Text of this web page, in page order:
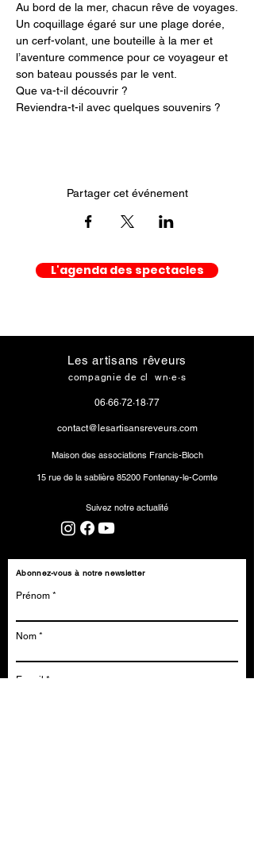
Au bord de la mer, chacun rêve de voyages.
Un coquillage égaré sur une plage dorée,
un cerf-volant, une bouteille à la mer et
l’aventure commence pour ce voyageur et
son bateau poussés par le vent.
Que va-t-il découvrir ?
Reviendra-t-il avec quelques souvenirs ?
Partager cet événement
L'agenda des spectacles
Les artisans rêveurs
compagnie de cl wn·e·s
06·66·72·18·77
contact@lesartisansreveurs.com
Maison des associations Francis-Bloch
15 rue de la sablière 85200 Fontenay-le-Comte
Suivez notre actualité
Abonnez-vous à notre newsletter
Prénom
Nom
E-mail